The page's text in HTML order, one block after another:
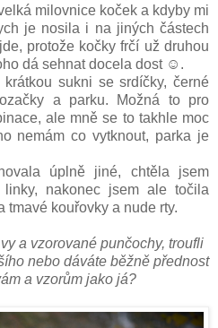
milovnice koček a kdyby mi
je nosila i na jiných částech
protože kočky frčí už druhou
dá sehnat docela dost ☺.
sukni se srdíčky, černé
a parku. Možná to pro
ale mně se to takhle moc
nemám co vytknout, parka je
úplně jiné, chtěla jsem
nakonec jsem ale točila
tmavé kouřovky a nude rty.
a vzorované punčochy, troufli
nebo dáváte běžně přednost
a vzorům jako já?